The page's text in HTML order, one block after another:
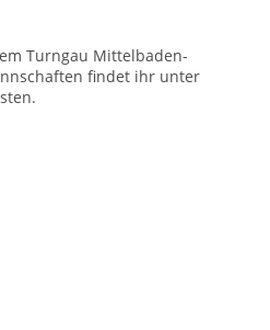
Turngau Mittelbaden-
findet ihr unter